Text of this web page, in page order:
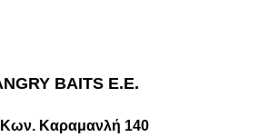
BAITS Ε.Ε.
Καραμανλή 140